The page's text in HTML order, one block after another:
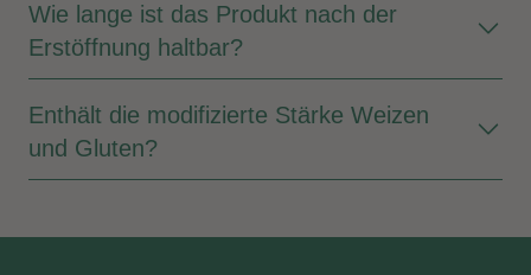
Wie lange ist das Produkt nach der
Erstöffnung haltbar?
Enthält die modifizierte Stärke Weizen
und Gluten?